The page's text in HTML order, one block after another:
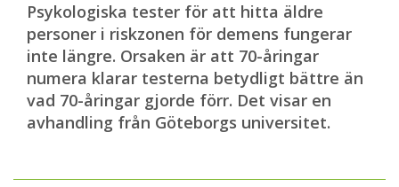
Psykologiska tester för att hitta äldre
personer i riskzonen för demens fungerar
inte längre. Orsaken är att 70-åringar
numera klarar testerna betydligt bättre än
vad 70-åringar gjorde förr. Det visar en
avhandling från Göteborgs universitet.